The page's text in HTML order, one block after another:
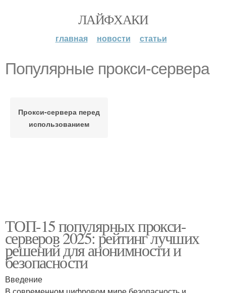
ЛАЙФХАКИ
главная новости статьи
Популярные прокси-сервера
Прокси-сервера перед
использованием
ТОП-15 популярных прокси-
серверов 2025: рейтинг лучших
решений для анонимности и
безопасности
Введение